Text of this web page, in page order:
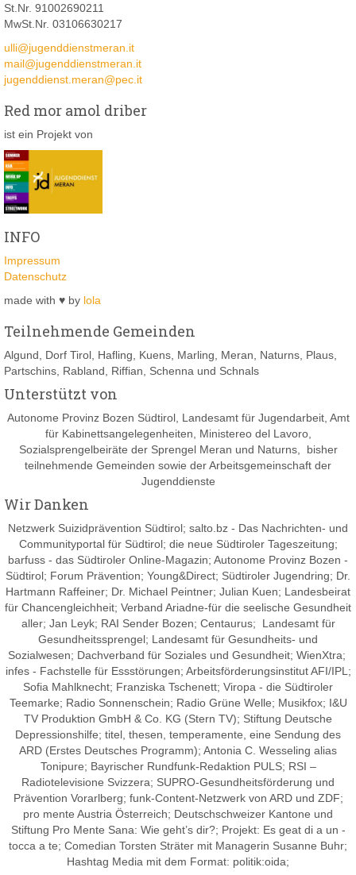
St.Nr. 91002690211
MwSt.Nr. 03106630217
ulli@jugenddienstmeran.it
mail@jugenddienstmeran.it
jugenddienst.meran@pec.it
Red mor amol driber
ist ein Projekt von
INFO
Impressum
Datenschutz
made with ♥ by lola
Teilnehmende Gemeinden
Algund, Dorf Tirol, Hafling, Kuens, Marling, Meran, Naturns, Plaus,
Partschins, Rabland, Riffian, Schenna und Schnals
Unterstützt von
Autonome Provinz Bozen Südtirol, Landesamt für Jugendarbeit, Amt
für Kabinettsangelegenheiten, Ministereo del Lavoro,
Sozialsprengelbeiräte der Sprengel Meran und Naturns, bisher
teilnehmende Gemeinden sowie der Arbeitsgemeinschaft der
Jugenddienste
Wir Danken
Netzwerk Suizidprävention Südtirol; salto.bz - Das Nachrichten- und
Communityportal für Südtirol; die neue Südtiroler Tageszeitung;
barfuss - das Südtiroler Online-Magazin; Autonome Provinz Bozen -
Südtirol; Forum Prävention; Young&Direct; Südtiroler Jugendring; Dr.
Hartmann Raffeiner; Dr. Michael Peintner; Julian Kuen; Landesbeirat
für Chancengleichheit; Verband Ariadne-für die seelische Gesundheit
aller; Jan Leyk; RAI Sender Bozen; Centaurus; Landesamt für
Gesundheitssprengel; Landesamt für Gesundheits- und
Sozialwesen; Dachverband für Soziales und Gesundheit; WienXtra;
infes - Fachstelle für Essstörungen; Arbeitsförderungsinstitut AFI/IPL;
Sofia Mahlknecht; Franziska Tschenett; Viropa - die Südtiroler
Teemarke; Radio Sonnenschein; Radio Grüne Welle; Musikfox; I&U
TV Produktion GmbH & Co. KG (Stern TV); Stiftung Deutsche
Depressionshilfe; titel, thesen, temperamente, eine Sendung des
ARD (Erstes Deutsches Programm); Antonia C. Wesseling alias
Tonipure; Bayrischer Rundfunk-Redaktion PULS; RSI –
Radiotelevisione Svizzera; SUPRO-Gesundheitsförderung und
Prävention Vorarlberg; funk-Content-Netzwerk von ARD und ZDF;
pro mente Austria Österreich; Deutschschweizer Kantone und
Stiftung Pro Mente Sana: Wie geht’s dir?; Projekt: Es geat di a un -
tocca a te; Comedian Torsten Sträter mit Managerin Susanne Buhr;
Hashtag Media mit dem Format: politik:oida;